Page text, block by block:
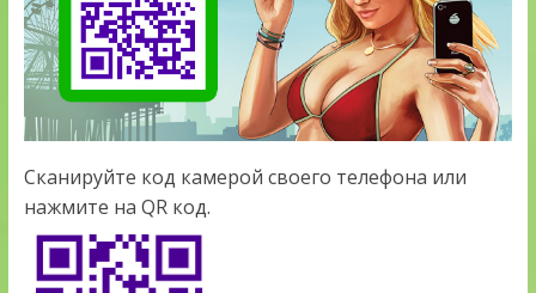
Сканируйте код камерой своего телефона или
нажмите на QR код.